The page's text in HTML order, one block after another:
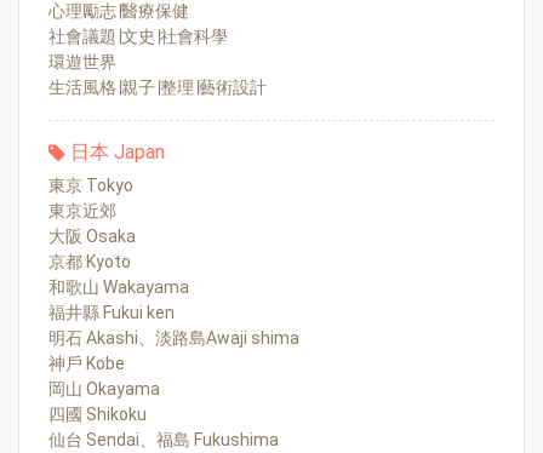
心理勵志∣醫療保健
社會議題∣文史∣社會科學
環遊世界
生活風格∣親子∣整理∣藝術設計
日本 Japan
東京 Tokyo
東京近郊
大阪 Osaka
京都 Kyoto
和歌山 Wakayama
福井縣 Fukui ken
明石 Akashi、淡路島Awaji shima
神戶 Kobe
岡山 Okayama
四國 Shikoku
仙台 Sendai、福島 Fukushima